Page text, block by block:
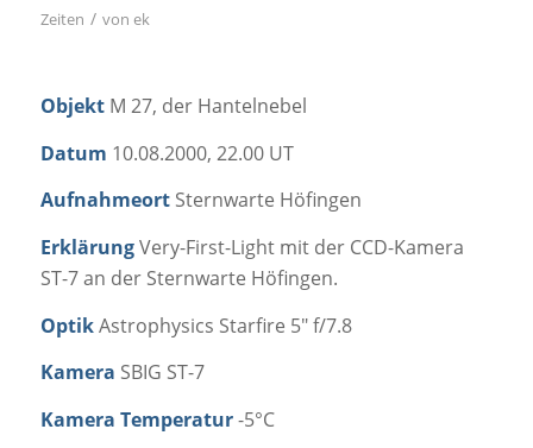
Zeiten / von ek
ObjektM 27, der Hantelnebel
Datum 10.08.2000, 22.00 UT
AufnahmeortSternwarte Höfingen
ErklärungVery-First-Light mit der CCD-Kamera
ST-7 an der Sternwarte Höfingen.
OptikAstrophysics Starfire 5″ f/7.8
Kamera SBIG ST-7
Kamera Temperatur-5°C